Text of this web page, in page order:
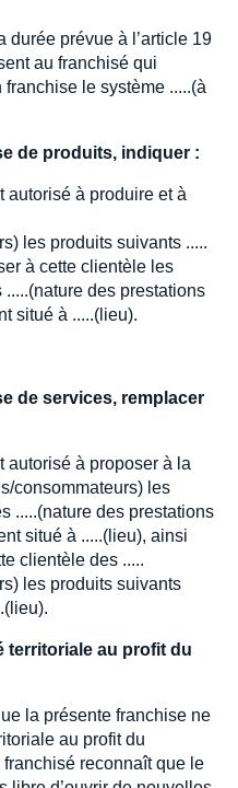
durée prévue à l’article 19
au franchisé qui
franchise le système .....(à
de produits, indiquer :
autorisé à produire et à
les produits suivants .....
à cette clientèle les
des prestations
situé à .....(lieu).
de services, remplacer
autorisé à proposer à la
consommateurs) les
.....(nature des prestations
situé à .....(lieu), ainsi
clientèle des .....
les produits suivants
territoriale au profit du
la présente franchise ne
au profit du
reconnaît que le